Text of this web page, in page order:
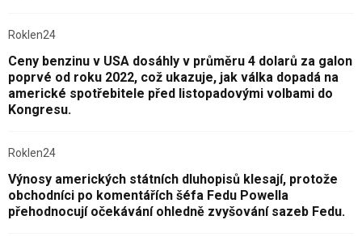
Roklen24
Ceny benzinu v USA dosáhly v průměru 4 dolarů za galon
poprvé od roku 2022, což ukazuje, jak válka dopadá na
americké spotřebitele před listopadovými volbami do
Kongresu.
Roklen24
Výnosy amerických státních dluhopisů klesají, protože
obchodníci po komentářích šéfa Fedu Powella
přehodnocují očekávání ohledně zvyšování sazeb Fedu.